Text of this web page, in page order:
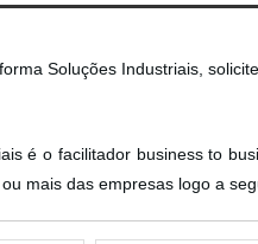
Soluções Industriais,
é o facilitador business to
mais das empresas logo a